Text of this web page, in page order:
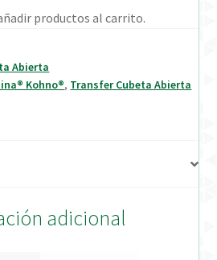
| Tienda Online!
productos al carrito.
Abierta
Kohno®, Transfer Cubeta Abierta
adicional